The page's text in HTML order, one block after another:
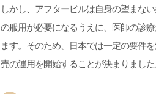
しかし、アフターピルは自身の望まな
の服用が必要になるうえに、医師の診
ます。そのため、日本では一定の要件
売の運用を開始することが決まりました